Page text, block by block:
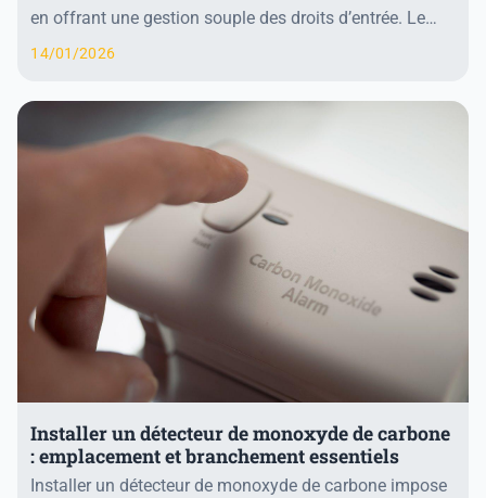
en offrant une gestion souple des droits d’entrée. Le
choix de l’emplacement du lecteur e...
14/01/2026
Installer un détecteur de monoxyde de carbone
: emplacement et branchement essentiels
Installer un détecteur de monoxyde de carbone impose